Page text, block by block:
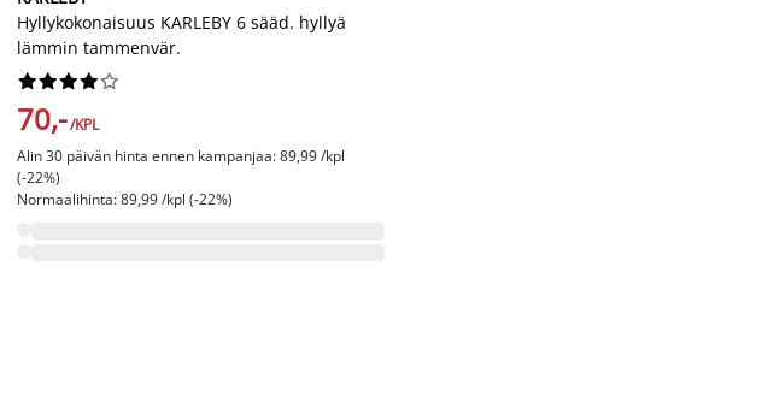
Hyllykokonaisuus KARLEBY 6 sääd. hyllyä
lämmin tammenvär.






70,-/KPL
Alin 30 päivän hinta ennen kampanjaa: 89,99 /kpl
(-22%)
Normaalihinta: 89,99 /kpl (-22%)